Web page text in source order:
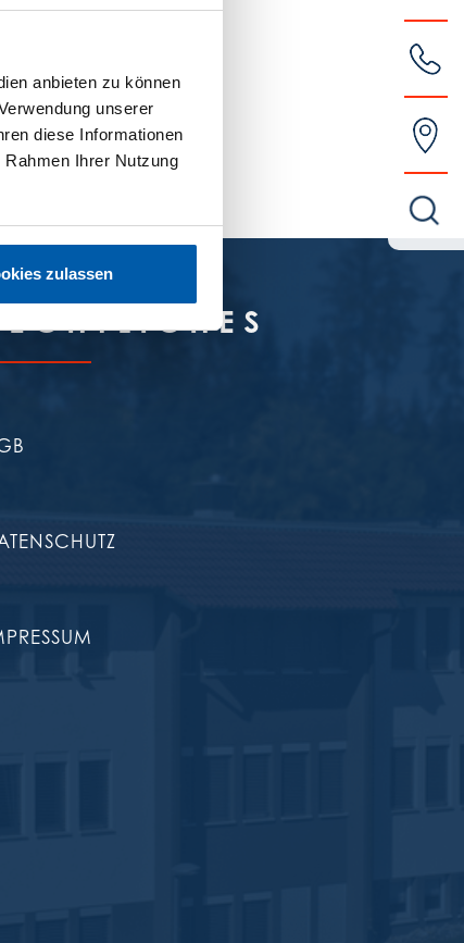
anbieten zu können
unserer
diese Informationen
Ihrer Nutzung
zulassen